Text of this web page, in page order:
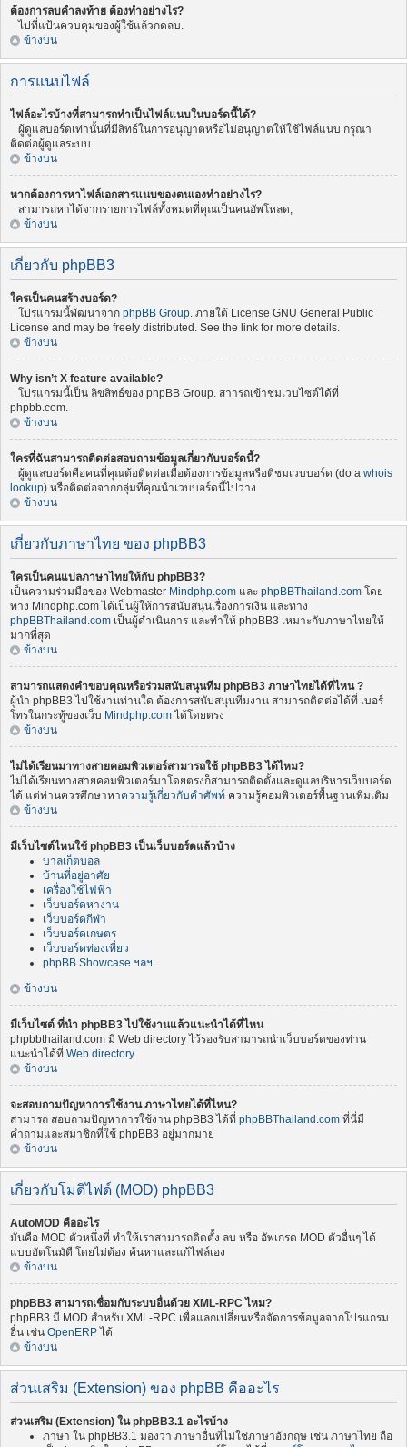
ต้องการลบคำลงท้าย ต้องทำอย่างไร?
ไปที่แป้นควบคุมของผู้ใช้แล้วกดลบ.
ข้างบน
การแนบไฟล์
ไฟล์อะไรบ้างที่สามารถทำเป็นไฟล์แนบในบอร์ดนี้ได้?
ผู้ดูแลบอร์ดเท่านั้นที่มีสิทธ์ในการอนุญาตหรือไม่อนุญาตให้ใช้ไฟล์แนบ กรุณา
ติดต่อผู้ดูแลระบบ.
ข้างบน
หากต้องการหาไฟล์เอกสารแนบของตนเองทำอย่างไร?
สามารถหาได้จากรายการไฟล์ทั้งหมดที่คุณเป็นคนอัพโหลด,
ข้างบน
เกี่ยวกับ phpBB3
ใครเป็นคนสร้างบอร์ด?
โปรแกรมนี้พัฒนาจาก phpBB Group. ภายใต้ License GNU General Public
License and may be freely distributed. See the link for more details.
ข้างบน
Why isn’t X feature available?
โปรแกรมนี้เป็น ลิขสิทธ์ของ phpBB Group. สาารถเข้าชมเวบไซต์ได้ที่
phpbb.com.
ข้างบน
ใครที่ฉันสามารถติดต่อสอบถามข้อมูลเกี่ยวกับบอร์ดนี้?
ผู้ดูแลบอร์ดคือคนที่คุณต้อติดต่อเมื่อต้องการข้อมูลหรือติชมเวบบอร์ด (do a whois
lookup) หรือติดต่อจากกลุ่มที่คุณนำเวบบอร์ดนี้ไปวาง
ข้างบน
เกี่ยวกับภาษาไทย ของ phpBB3
ใครเป็นคนแปลภาษาไทยให้กับ phpBB3?
เป็นความร่วมมือของ Webmaster Mindphp.com และ phpBBThailand.com โดย
ทาง Mindphp.com ได้เป็นผู้ให้การสนับสนุนเรื่องการเงิน และทาง
phpBBThailand.com เป็นผู้ดำเนินการ และทำให้ phpBB3 เหมาะกับภาษาไทยให้
มากที่สุด
ข้างบน
สามารถแสดงคำขอบคุณหรือร่วมสนับสนุนทีม phpBB3 ภาษาไทยได้ที่ไหน ?
ผู้นำ phpBB3 ไปใช้งานท่านใด ต้องการสนับสนุนทีมงาน สามารถติดต่อได้ที่ เบอร์
โทรในกระทู้ของเว็บ Mindphp.com ได้โดยตรง
ข้างบน
ไม่ได้เรียนมาทางสายคอมพิวเตอร์สามารถใช้ phpBB3 ได้ไหม?
ไม่ได้เรียนทางสายคอมพิวเตอร์มาโดยตรงก็สามารถติดตั้งและดูแลบริหารเว็บบอร์ด
ได้ แต่ท่านควรศึกษาหาความรู้เกี่ยวกับคำศัพท์ ความรู้คอมพิวเตอร์พื้นฐานเพิ่มเติม
ข้างบน
มีเว็บไซต์ไหนใช้ phpBB3 เป็นเว็บบอร์ดแล้วบ้าง
บาลเก็ตบอล
บ้านที่อยู่อาศัย
เครื่องใช้ไฟฟ้า
เว็บบอร์ดหางาน
เว็บบอร์ดกีฬา
เว็บบอร์ดเกษตร
เว็บบอร์ดท่องเที่ยว
phpBB Showcase ฯลฯ..
ข้างบน
มีเว็บไซต์ ที่นำ phpBB3 ไปใช้งานแล้วแนะนำได้ที่ไหน
phpbbthailand.com มี Web directory ไว้รองรับสามารถนำเว็บบอร์ดของท่าน
แนะนำได้ที่ Web directory
ข้างบน
จะสอบถามปัญหาการใช้งาน ภาษาไทยได้ที่ไหน?
สามารถ สอบถามปัญหาการใช้งาน phpBB3 ได้ที่ phpBBThailand.com ที่นี่มี
คำถามและสมาชิกที่ใช้ phpBB3 อยู่มากมาย
ข้างบน
เกี่ยวกับโมดิไฟด์ (MOD) phpBB3
AutoMOD คืออะไร
มันคือ MOD ตัวหนึ่งที่ ทำให้เราสามารถติดตั้ง ลบ หรือ อัพเกรด MOD ตัวอื่นๆ ได้
แบบอัตโนมัตื โดยไม่ต้อง ค้นหาและแก้ไฟล์เอง
ข้างบน
phpBB3 สามารถเชื่อมกับระบบอื่นด้วย XML-RPC ไหม?
phpBB3 มี MOD สำหรับ XML-RPC เพื่อแลกเปลี่ยนหรือจัดการข้อมูลจากโปรแกรม
อื่น เช่น OpenERP ได้
ข้างบน
ส่วนเสริม (Extension) ของ phpBB คืออะไร
ส่วนเสริม (Extension) ใน phpBB3.1 อะไรบ้าง
ภาษา ใน phpBB3.1 มองว่า ภาษาอื่นที่ไม่ใช่ภาษาอังกฤษ เช่น ภาษาไทย ถือ